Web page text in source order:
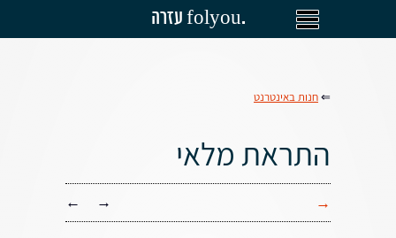
עזרה folyou.
⇐חנות באינטרנט
התראת מלאי
→
→
←